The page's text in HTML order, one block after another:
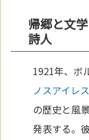
帰郷と文
詩人
1921年、ボ
ノスアイレス
の歴史と風
発表する。